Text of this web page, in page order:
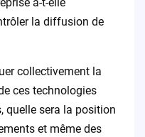
a-t-elle
la diffusion de
collectivement la
ces technologies
quelle sera la position
et même des